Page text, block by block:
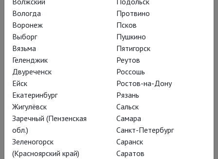
Иванов
Пьеса Антона Чехова в постановке Театра Наций с
участием Евгения Миронова и Чулпан Хаматовой. Режиссёр
Тимофей Кулябин. Семь номинаций на премию «Золотая
Вологда
Воронеж
Выборг
Вязьма
Геленджик
Двуреченск
Ейск
Екатеринбург
Жигулёвск
Заречный (Пензенская
обл.)
Зеленогорск
(Красноярский край)
Протвино
Псков
Пушкино
Пятигорск
Реутов
Россошь
Ростов-на-Дону
Рязань
Сальск
Самара
Санкт-Петербург
Саранск
Саратов